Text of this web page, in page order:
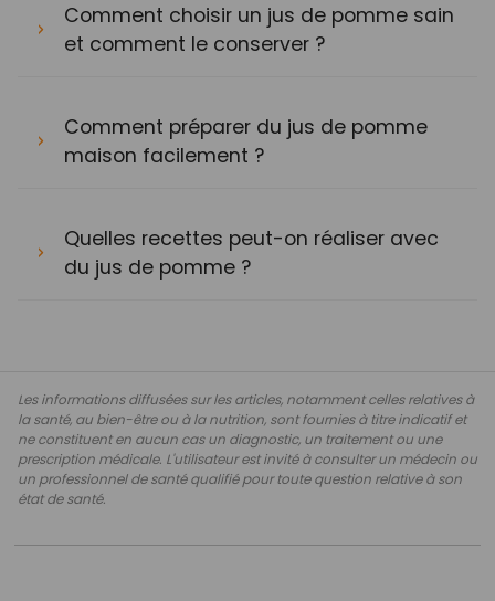
Comment choisir un jus de pomme sain
et comment le conserver ?
Comment préparer du jus de pomme
maison facilement ?
Quelles recettes peut-on réaliser avec
du jus de pomme ?
Les informations diffusées sur les articles, notamment celles relatives à
la santé, au bien-être ou à la nutrition, sont fournies à titre indicatif et
ne constituent en aucun cas un diagnostic, un traitement ou une
prescription médicale. L'utilisateur est invité à consulter un médecin ou
un professionnel de santé qualifié pour toute question relative à son
état de santé.